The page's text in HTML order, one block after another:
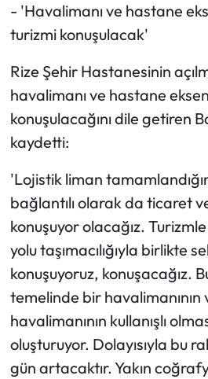
- 'Havalimanı ve hastane
turizmi konuşulacak'
Rize Şehir Hastanesinin
havalimanı ve hastane
konuşulacağını dile getiren
kaydetti:
'Lojistik liman
bağlantılı olarak da ticaret ve
konuşuyor olacağız.
yolu taşımacılığıyla birlikte
konuşuyoruz, konuşacağız.
temelinde bir havalimanının
havalimanının kullanışlı
oluşturuyor. Dolayısıyla bu
gün artacaktır. Yakın